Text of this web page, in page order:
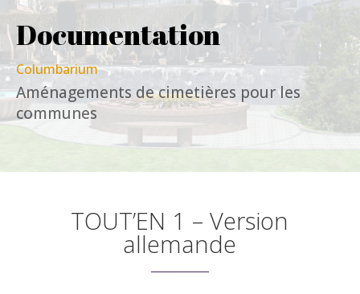
Documentation
Columbarium
Aménagements de cimetières pour les
communes
TOUT’EN 1 – Version
allemande